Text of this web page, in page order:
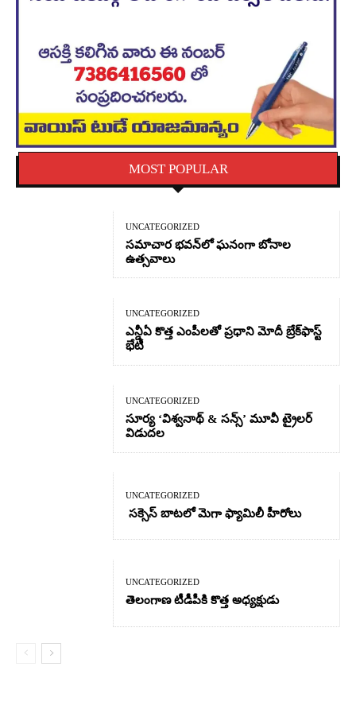
MOST POPULAR
UNCATEGORIZED
సమాచార భవన్‌లో ఘనంగా బోనాల
ఉత్సవాలు
UNCATEGORIZED
ఎన్డీఏ కొత్త ఎంపీలతో ప్రధాని మోదీ బ్రేక్‌ఫాస్ట్
భేటీ
UNCATEGORIZED
సూర్య ‘విశ్వనాథ్ & సన్స్’ మూవీ ట్రైలర్
విడుదల
UNCATEGORIZED
సక్సెస్ బాటలో మెగా ఫ్యామిలీ హీరోలు
UNCATEGORIZED
తెలంగాణ టీడీపీకి కొత్త అధ్యక్షుడు